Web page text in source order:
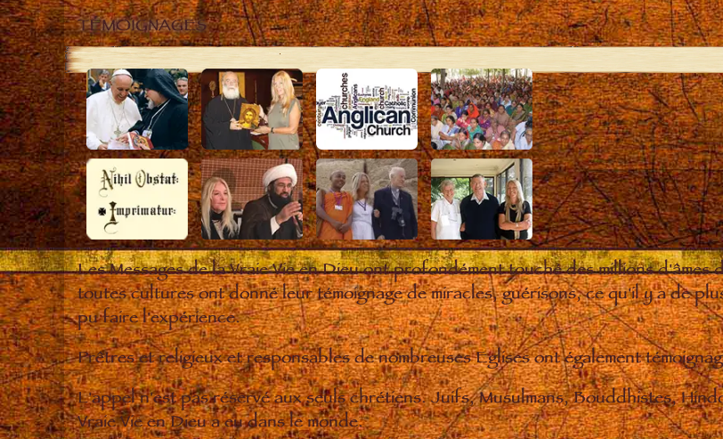
TÉMOIGNAGES
Les Messages de la Vraie Vie en Dieu ont profondément touché des millions
toutes cultures ont donné leur témoignage de miracles, guérisons, ce qu'il y a de
pu faire l'expérience.
Prêtres et religieux et responsables de nombreuses Eglises ont également
L'appel n'est pas réservé aux seuls chrétiens. Juifs, Musulmans, Bouddhistes,
Vraie Vie en Dieu a eu dans le monde.